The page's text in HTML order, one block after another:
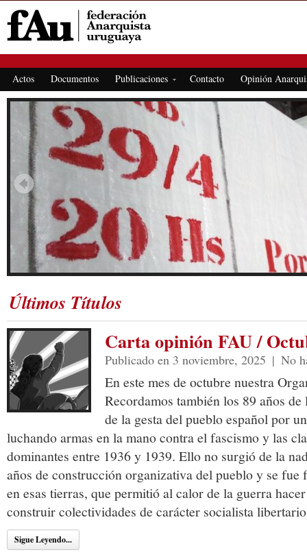
Actos Documentos Publicaciones Contacto Opinión
Últimos Títulos
Carta opinión FAU /
Publicado en 3 noviembre, 2025 | No
En este mes de octubre nuestra
Recordamos también los 89 años
de la gesta del pueblo español por
luchando armas en la mano contra el fascismo y las
dominantes entre 1936 y 1939. Ello no surgió de la
años de construcción organizativa del pueblo y se fue
en esas tierras, que permitió al calor de la guerra
construir colectividades de carácter socialista
Sigue Leyendo...